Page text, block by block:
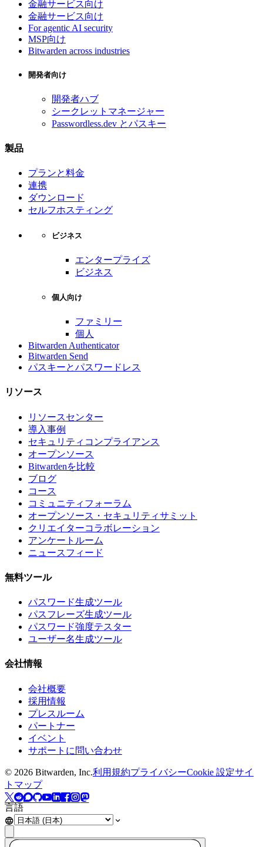
金融サービス向け
金融サービス向け
For agentic AI security
MSP向け
Bitwarden across industries
開発者向け
開発者ハブ
シークレットマネージャー
Passwordless.dev とパスキー
製品
プランと料金
連携
ダウンロード
セルフホスティング
ビジネス
エンタープライズ
ビジネス
個人向け
ファミリー
個人
Bitwarden Authenticator
Bitwarden Send
パスキーとパスワードレス
リソース
リソースセンター
導入事例
セキュリティコンプライアンス
オープンソース
Bitwardenを比較
ブログ
コース
コミュニティフォーラム
オープンソース・セキュリティサミット
クリエイターコラボレーション
アンケートルーム
ニュースフィード
無料ツール
パスワード生成ツール
パスフレーズ生成ツール
パスワード強度テスター
ユーザー名生成ツール
会社情報
会社概要
採用情報
プレスルーム
パートナー
イベント
サポートに問い合わせ
© 2026 Bitwarden, Inc.利用規約プライバシーCookie 設定サイ
トマップ
言語